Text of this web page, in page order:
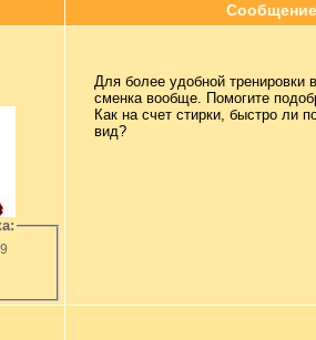
Для более удобной тренировки
сменка вообще. Помогите
Как на счет стирки, быстро ли
вид?